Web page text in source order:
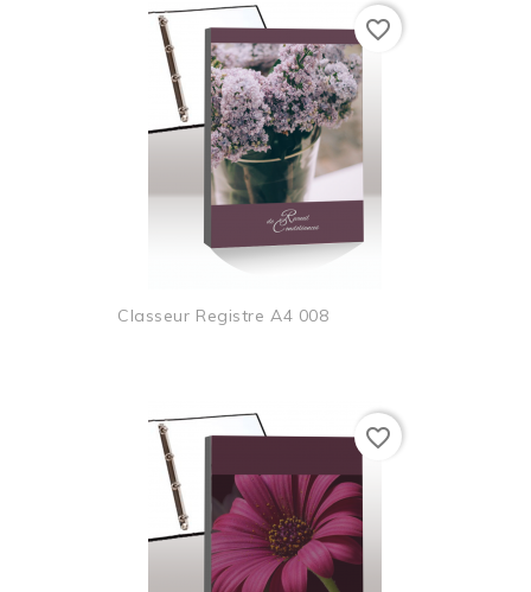
Classeur Registre A4 008
favorite_border
favorite_border